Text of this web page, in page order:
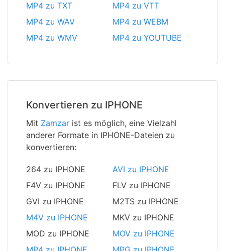
MP4 zu TXT
MP4 zu VTT
MP4 zu WAV
MP4 zu WEBM
MP4 zu WMV
MP4 zu YOUTUBE
Konvertieren zu IPHONE
Mit Zamzar ist es möglich, eine Vielzahl
anderer Formate in IPHONE-Dateien zu
konvertieren:
264 zu IPHONE
AVI zu IPHONE
F4V zu IPHONE
FLV zu IPHONE
GVI zu IPHONE
M2TS zu IPHONE
M4V zu IPHONE
MKV zu IPHONE
MOD zu IPHONE
MOV zu IPHONE